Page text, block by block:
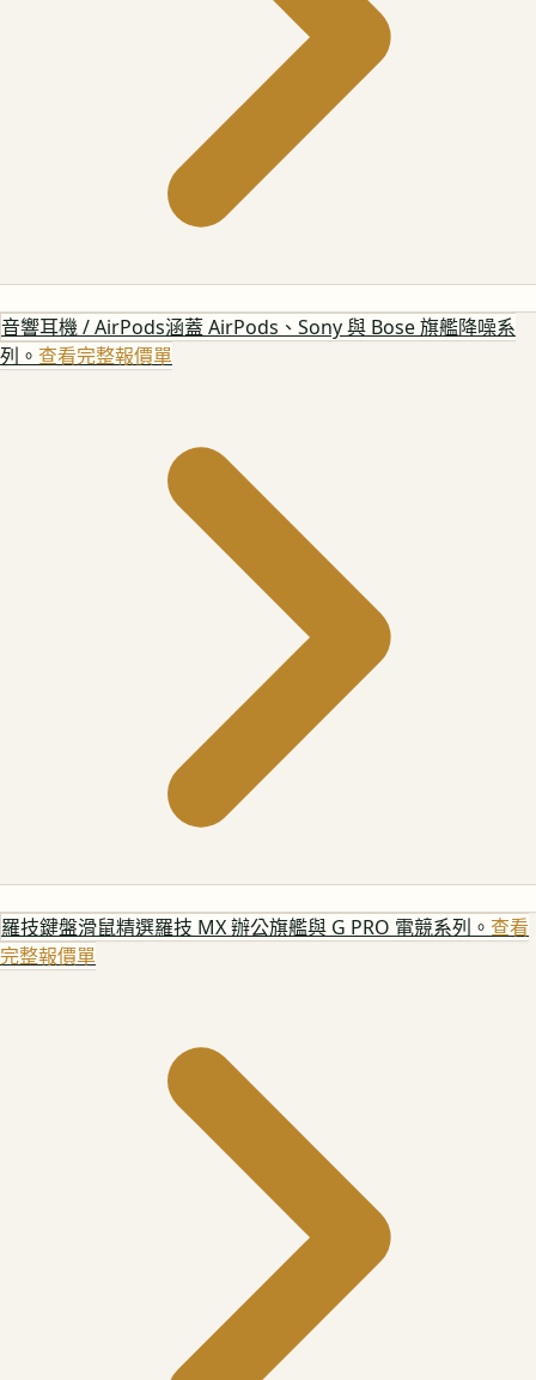
音響耳機 / AirPods涵蓋 AirPods、Sony 與 Bose 旗艦降噪系
列。 查看完整報價單
羅技鍵盤滑鼠精選羅技 MX 辦公旗艦與 G PRO 電競系列。 查看
完整報價單